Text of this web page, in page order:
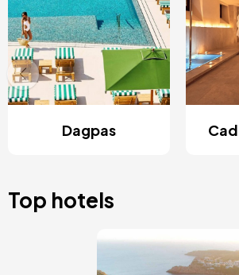
Dagpas
Top hotels
Afbeelding